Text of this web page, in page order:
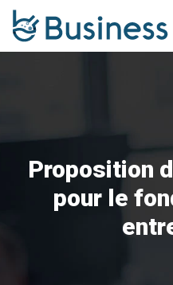
Proposition
pour le